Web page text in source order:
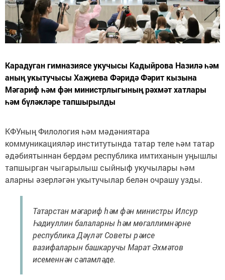
Карадуган гимназиясе укучысы Кадыйрова Назилә һәм
аның укытучысы Хаҗиева Фәридә Фәрит кызына
Мәгариф һәм фән министрлыгының рәхмәт хатлары
һәм бүләкләре тапшырылды
КФУның Филология һәм мәдәниятара
коммуникацияләр институтында татар теле һәм татар
әдәбиятыннан бердәм республика имтиханын уңышлы
тапшырган чыгарылыш сыйныф укучылары һәм
аларны әзерләгән укытучылар белән очрашу узды.
Татарстан мәгариф һәм фән министры Илсур
Һадиуллин балаларны һәм мөгаллимнәрне
республика Дәүләт Советы рәисе
вазифаларын башкаручы Марат Әхмәтов
исеменнән сәламләде.